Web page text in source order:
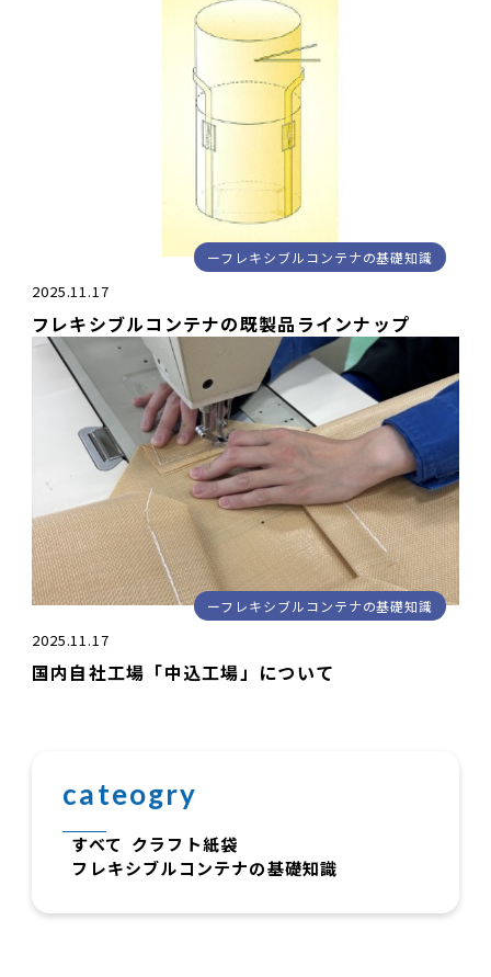
フレキシブルコンテナの基礎知識
2025.11.17
フレキシブルコンテナの既製品ラインナップ
フレキシブルコンテナの基礎知識
2025.11.17
国内自社工場「中込工場」について
cateogry
すべて クラフト紙袋
フレキシブルコンテナの基礎知識